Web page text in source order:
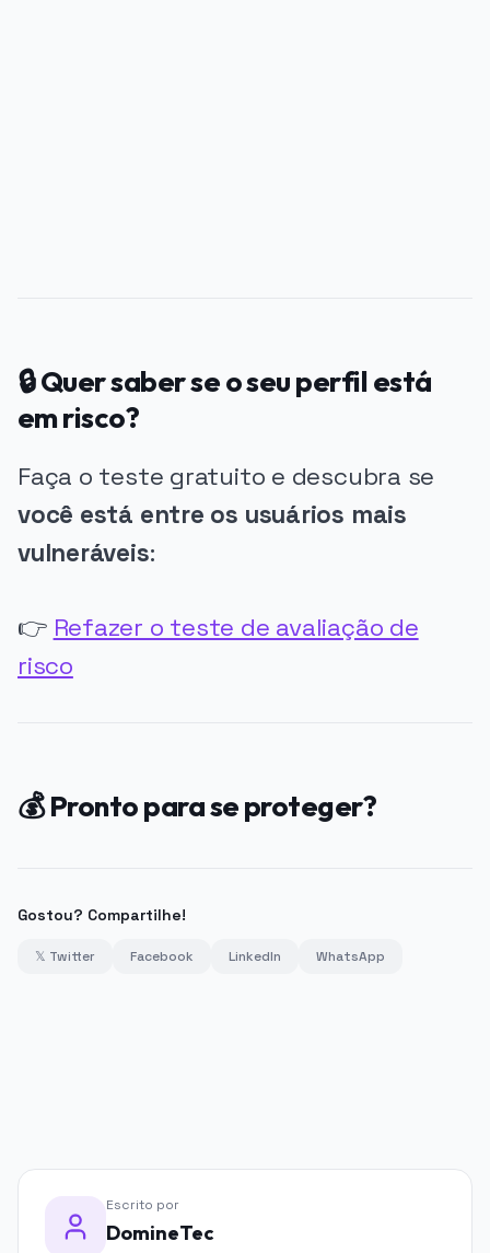
🔒 Quer saber se o seu perfil está
em risco?
Faça o teste gratuito e descubra se
você está entre os usuários mais
vulneráveis:
👉 Refazer o teste de avaliação de
risco
💰 Pronto para se proteger?
Gostou? Compartilhe!
𝕏 Twitter Facebook LinkedIn WhatsApp
Escrito por
DomineTec